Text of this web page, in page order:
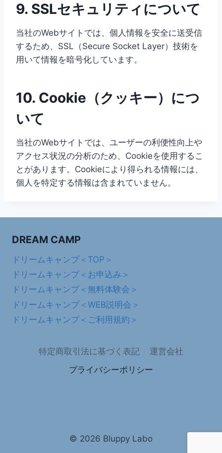
9. SSLセキュリティについて
当社のWebサイトでは、個人情報を安全に送受信
するため、SSL（Secure Socket Layer）技術を
用いて情報を暗号化しています。
10. Cookie（クッキー）につ
いて
当社のWebサイトでは、ユーザーの利便性向上や
アクセス状況の分析のため、Cookieを使用するこ
とがあります。Cookieにより得られる情報には、
個人を特定する情報は含まれていません。
DREAM CAMP
ドリームキャンプ＜TOP＞
ドリームキャンプ＜お申込み＞
ドリームキャンプ＜無料体験会＞
ドリームキャンプ＜WEB説明会＞
ドリームキャンプ＜ご利用規約＞
特定商取引法に基づく表記
運営会社
プライバシーポリシー
© 2026 Bluppy Labo